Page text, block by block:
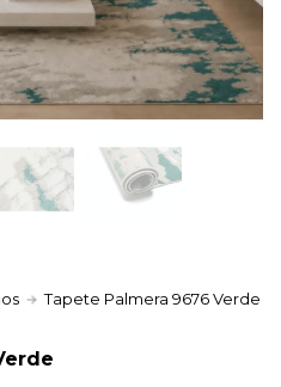
condições
Privacidade
Tapete Palmera 9676 Verde